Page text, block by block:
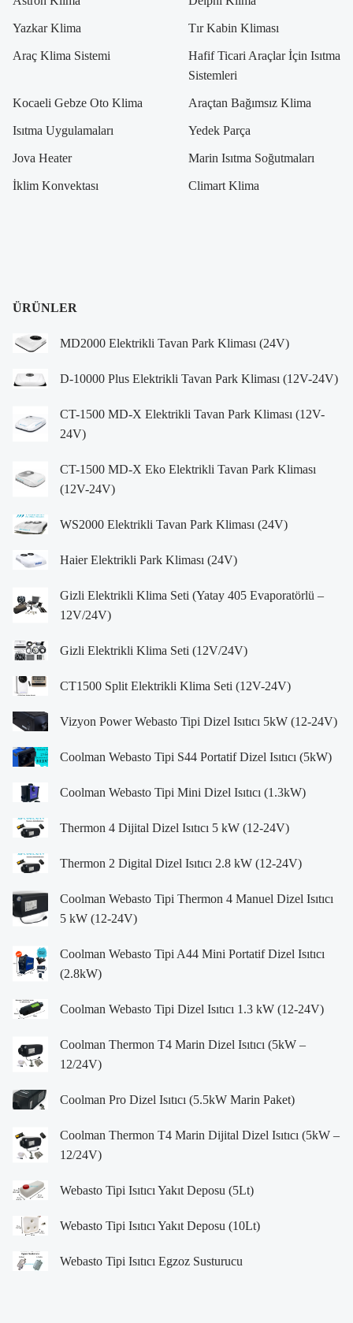
Yazkar Klima Tır Kabin Kliması
Araç Klima Sistemi
Hafif Ticari Araçlar İçin Isıtma
Sistemleri
Kocaeli Gebze Oto Klima Araçtan Bağımsız Klima
Isıtma Uygulamaları Yedek Parça
Jova Heater Marin Isıtma Soğutmaları
İklim Konvektası Climart Klima
ÜRÜNLER
MD2000 Elektrikli Tavan Park Kliması (24V)
D-10000 Plus Elektrikli Tavan Park Kliması (12V-24V)
CT-1500 MD-X Elektrikli Tavan Park Kliması (12V-
24V)
CT-1500 MD-X Eko Elektrikli Tavan Park Kliması
(12V-24V)
WS2000 Elektrikli Tavan Park Kliması (24V)
Haier Elektrikli Park Kliması (24V)
Gizli Elektrikli Klima Seti (Yatay 405 Evaporatörlü –
12V/24V)
Gizli Elektrikli Klima Seti (12V/24V)
CT1500 Split Elektrikli Klima Seti (12V-24V)
Vizyon Power Webasto Tipi Dizel Isıtıcı 5kW (12-24V)
Coolman Webasto Tipi S44 Portatif Dizel Isıtıcı (5kW)
Coolman Webasto Tipi Mini Dizel Isıtıcı (1.3kW)
Thermon 4 Dijital Dizel Isıtıcı 5 kW (12-24V)
Thermon 2 Digital Dizel Isıtıcı 2.8 kW (12-24V)
Coolman Webasto Tipi Thermon 4 Manuel Dizel Isıtıcı
5 kW (12-24V)
Coolman Webasto Tipi A44 Mini Portatif Dizel Isıtıcı
(2.8kW)
Coolman Webasto Tipi Dizel Isıtıcı 1.3 kW (12-24V)
Coolman Thermon T4 Marin Dizel Isıtıcı (5kW –
12/24V)
Coolman Pro Dizel Isıtıcı (5.5kW Marin Paket)
Coolman Thermon T4 Marin Dijital Dizel Isıtıcı (5kW –
12/24V)
Webasto Tipi Isıtıcı Yakıt Deposu (5Lt)
Webasto Tipi Isıtıcı Yakıt Deposu (10Lt)
Webasto Tipi Isıtıcı Egzoz Susturucu